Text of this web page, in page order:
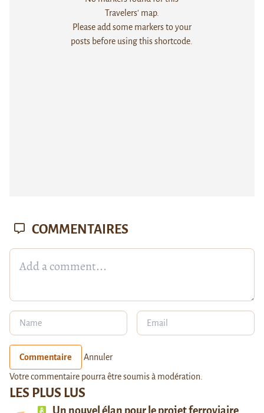
Travelers' map.
Please add some markers to your
posts before using this shortcode.
LES PLUS LUS
Un nouvel élan pour le projet ferroviaire
COMMENTAIRES
Commentaire Annuler
Votre commentaire pourra être soumis à modération.